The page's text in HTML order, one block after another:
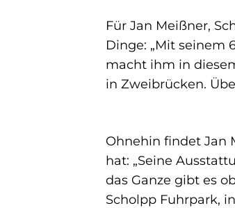
Für Jan Meißner,
Dinge: „Mit seinem
macht ihm in
in Zweibrücken.
Ohnehin findet Jan
hat: „Seine
das Ganze gibt es
Scholpp Fuhrpark,